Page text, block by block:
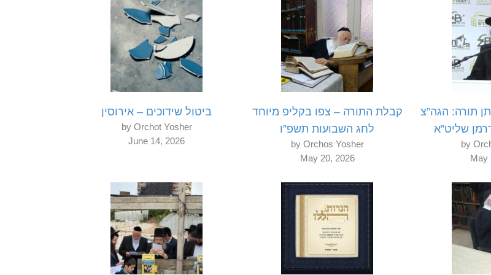
ביטול שידוכים – אירוסין
by Orchot Yosher
June 14, 2026
קבלת התורה – צפו בקליפ מיוחד
לחג השבועות תשפ”ו
by Orchos Yosher
May 20, 2026
תורה: הגה”צ
שליט”א
by
May